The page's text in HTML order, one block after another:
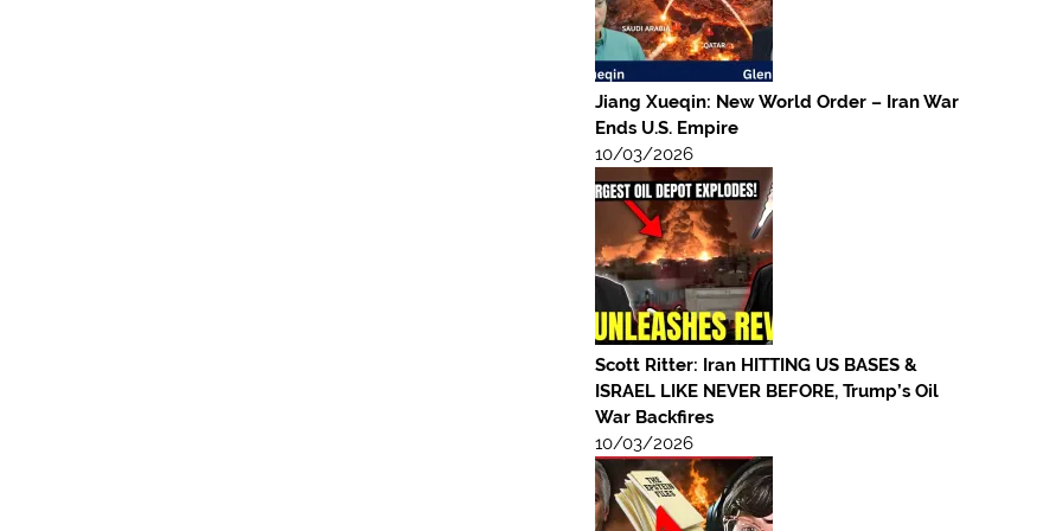
Jiang Xueqin: New World Order – Iran War
Ends U.S. Empire
10/03/2026
Scott Ritter: Iran HITTING US BASES &
ISRAEL LIKE NEVER BEFORE, Trump’s Oil
War Backfires
10/03/2026